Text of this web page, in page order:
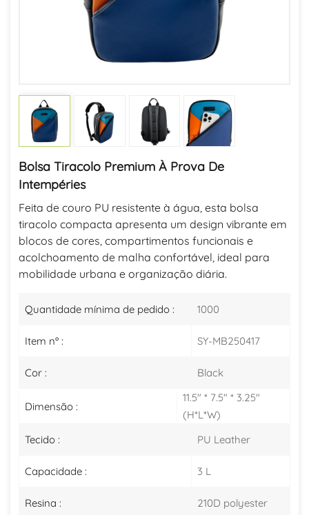
Bolsa Tiracolo Premium À Prova De
Intempéries
Feita de couro PU resistente à água, esta bolsa
tiracolo compacta apresenta um design vibrante em
blocos de cores, compartimentos funcionais e
acolchoamento de malha confortável, ideal para
mobilidade urbana e organização diária.
Quantidade mínima de pedido : 1000
Item nº : SY-MB250417
Cor : Black
Dimensão :
11.5" * 7.5" * 3.25"
(H*L*W)
Tecido :
PU Leather
Capacidade : 3 L
Resina : 210D polyester